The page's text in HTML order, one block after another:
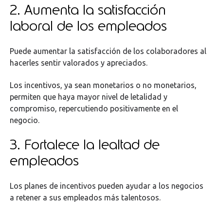
2. Aumenta la satisfacción
laboral de los empleados
Puede aumentar la satisfacción de los colaboradores al
hacerles sentir valorados y apreciados.
Los incentivos, ya sean monetarios o no monetarios,
permiten que haya mayor nivel de letalidad y
compromiso, repercutiendo positivamente en el
negocio.
3. Fortalece la lealtad de
empleados
Los planes de incentivos pueden ayudar a los negocios
a retener a sus empleados más talentosos.